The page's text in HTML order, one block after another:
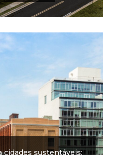
cidades sustentáveis: